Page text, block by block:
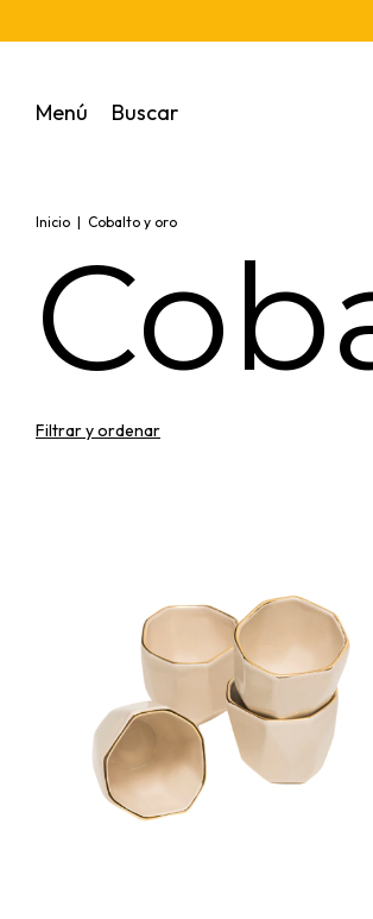
Menú Buscar
Inicio | Cobalto y oro
Filtrar y ordenar